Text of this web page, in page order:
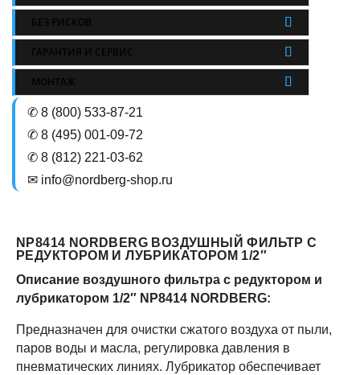
БЕЗ РИСКОВ
ГАРАНТИЯ И СЕРВИС
МОНТАЖ
✆ 8 (800) 533-87-21
✆ 8 (495) 001-09-72
✆ 8 (812) 221-03-62
✉ info@nordberg-shop.ru
NP8414 NORDBERG ВОЗДУШНЫЙ ФИЛЬТР С
РЕДУКТОРОМ И ЛУБРИКАТОРОМ 1/2″
Описание воздушного фильтра с редуктором и
лубрикатором 1/2″ NP8414 NORDBERG:
Предназначен для очистки сжатого воздуха от пыли,
паров воды и масла, регулировка давления в
пневматических линиях. Лубрикатор обеспечивает